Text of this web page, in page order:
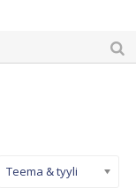
Teema & tyyli